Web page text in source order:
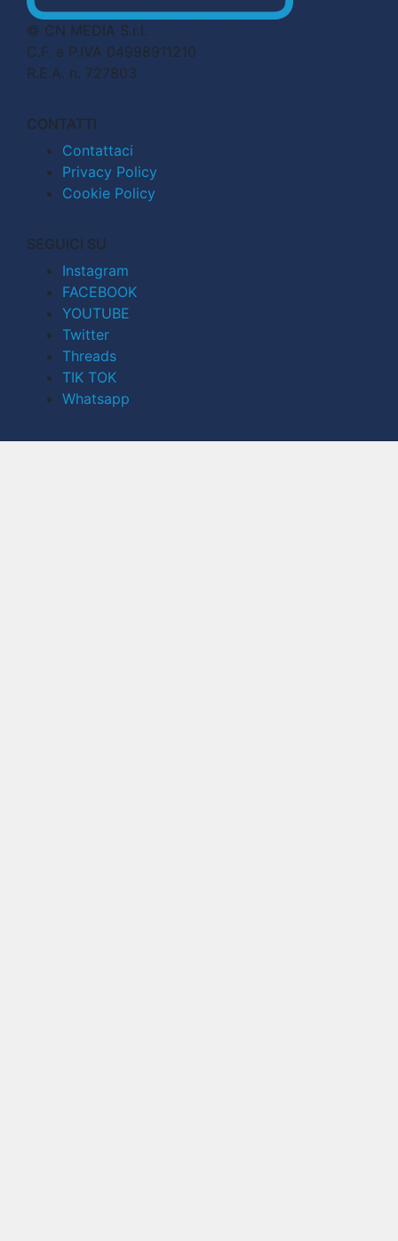
© CN MEDIA S.r.l.
C.F. e P.IVA 04998911210
R.E.A. n. 727803
CONTATTI
Contattaci
Privacy Policy
Cookie Policy
SEGUICI SU
Instagram
FACEBOOK
YOUTUBE
Twitter
Threads
TIK TOK
Whatsapp